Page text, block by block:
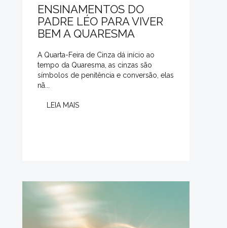
ENSINAMENTOS DO
PADRE LÉO PARA VIVER
BEM A QUARESMA
A Quarta-Feira de Cinza dá início ao
tempo da Quaresma, as cinzas são
símbolos de penitência e conversão, elas
nã...
LEIA MAIS